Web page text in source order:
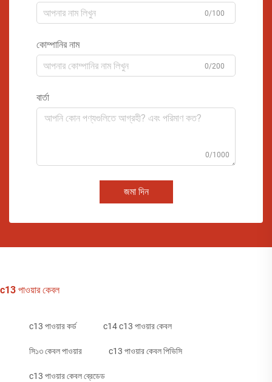
0/100
কোম্পানির নাম
0/200
বার্তা
0/1000
জমা দিন
c13 পাওয়ার কেবল
c13 পাওয়ার কর্ড c14 c13 পাওয়ার কেবল
সি১৩ কেবল পাওয়ার c13 পাওয়ার কেবল পিভিসি
c13 পাওয়ার কেবল ব্রেডেড